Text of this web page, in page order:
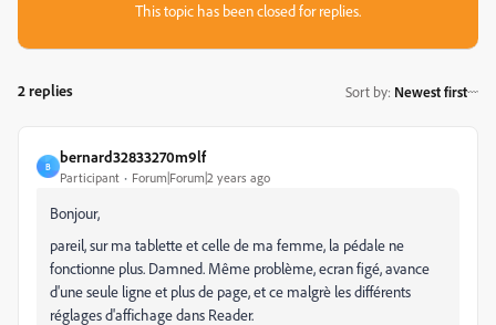
This topic has been closed for replies.
2 replies Sort by: Newest first
B
bernard32833270m9lf
Participant Forum|Forum|2 years ago
Bonjour,
pareil, sur ma tablette et celle de ma femme, la pédale ne
fonctionne plus. Damned. Même problème, ecran figé, avance
d'une seule ligne et plus de page, et ce malgrè les différents
réglages d'affichage dans Reader.